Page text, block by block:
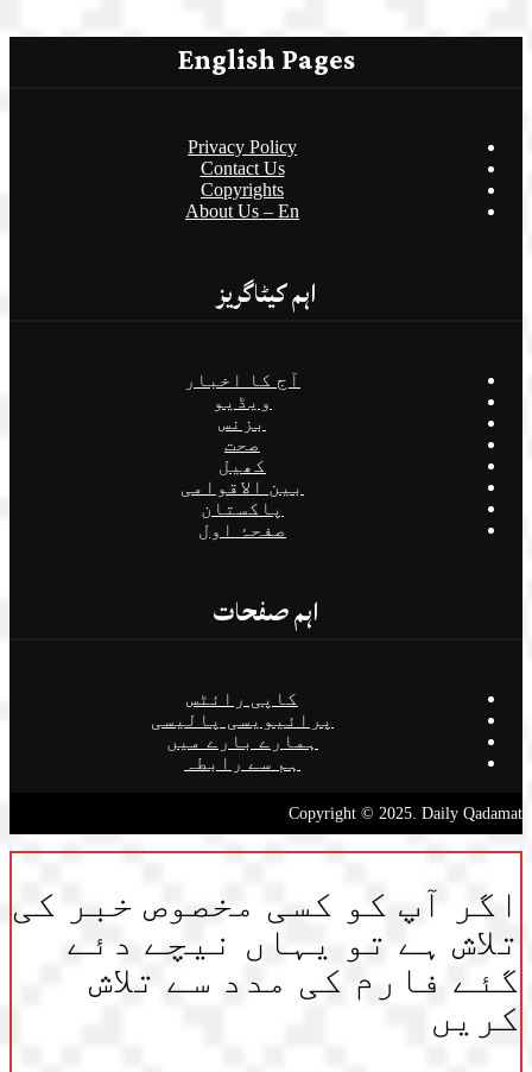
English Pages
Privacy Policy
Contact Us
Copyrights
About Us – En
اہم کیٹاگریز
آج کا اخبار
ویڈیو
بزنس
صحت
کھیل
بین الاقوامی
پاکستان
صفحۂ اول
اہم صفحات
کاپی رائٹس
پرائیویسی پالیسی
ہمارے بارے میں
ہم سے رابطہ
Copyright © 2025. Daily Qadamat
اگر آپ کو کسی مخصوص خبر کی
تلاش ہے تو یہاں نیچے دئے
گئے فارم کی مدد سے تلاش
کریں